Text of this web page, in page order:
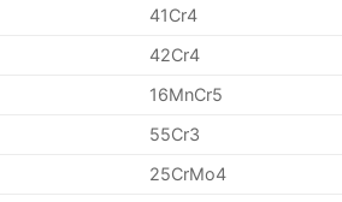
41Cr4
42Cr4
16MnCr5
55Cr3
25CrMo4